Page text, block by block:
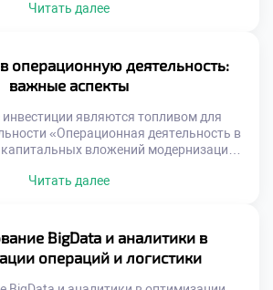
к изменениям. Работодатели ценят
деятельности человека. Управление
развитого эмоционального интеллекта
Баланс аналитики и человечности […]
Читать далее
операционную деятельность:
важные аспекты
являются топливом для
«Операционная деятельность в
вложений модернизация
обоснованным и стратегически
важно для специалиста.
требует значительных средств на
Конкуренция заставляет
Читать далее
BigData и аналитики в
операций и логистики